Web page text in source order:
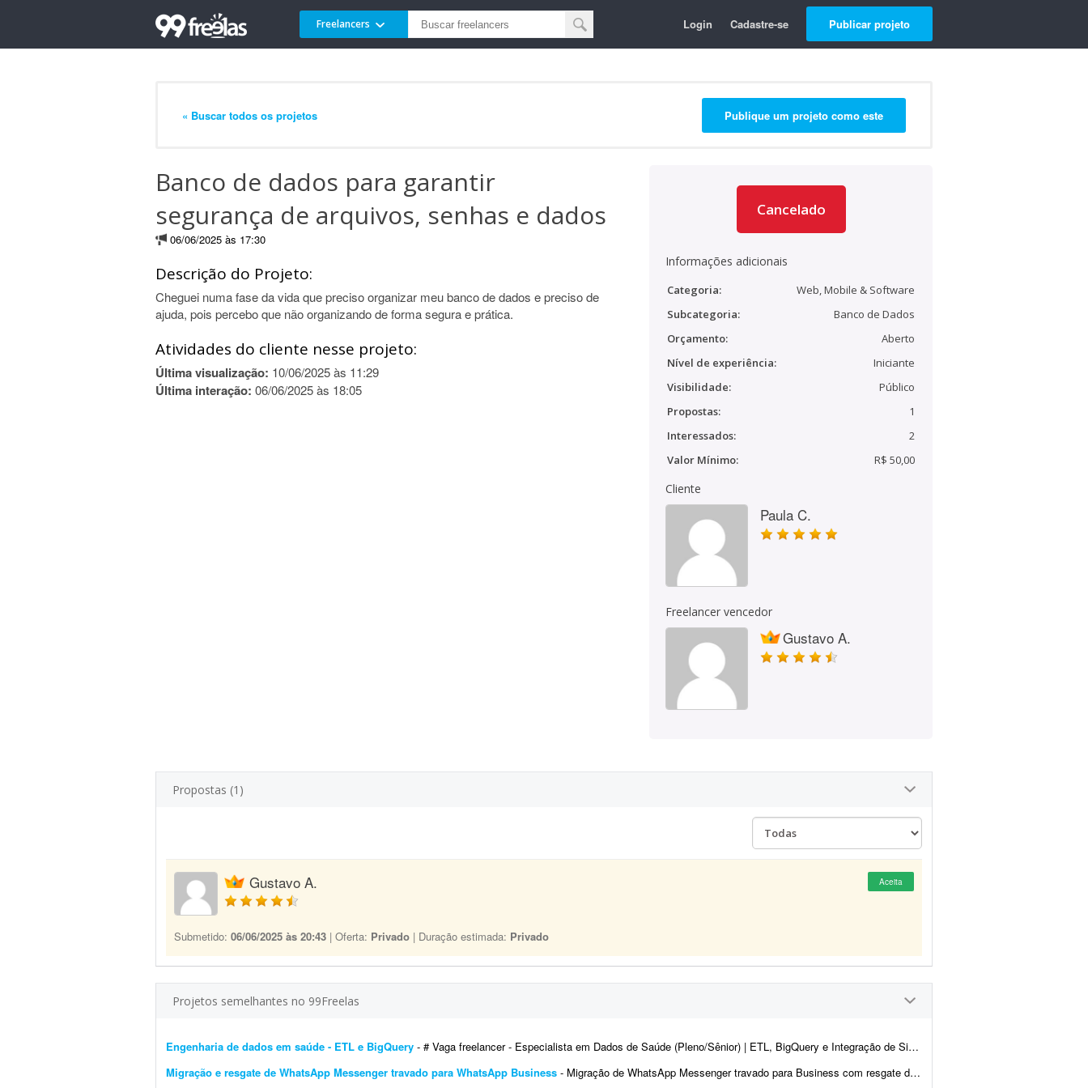
Freelancers Login Cadastre-se Publicar projeto
« Buscar todos os projetos Publique um projeto como este
Banco de dados para garantir
segurança de arquivos, senhas e dados
06/06/2025 às 17:30
Descrição do Projeto:
Cheguei numa fase da vida que preciso organizar meu banco de dados e preciso de
ajuda, pois percebo que não organizando de forma segura e prática.
Atividades do cliente nesse projeto:
Última visualização: 10/06/2025 às 11:29
Última interação: 06/06/2025 às 18:05
Cancelado
Informações adicionais
Categoria:
Web, Mobile & Software
Subcategoria:
Banco de Dados
Orçamento:
Aberto
Nível de experiência:
Iniciante
Visibilidade:
Público
Propostas:
1
Interessados:
2
Valor Mínimo:
R$ 50,00
Cliente
Paula C.
Freelancer vencedor
Gustavo A.
Propostas (1)
Gustavo A. Aceita
Submetido: 06/06/2025 às 20:43 | Oferta: Privado | Duração estimada: Privado
Projetos semelhantes no 99Freelas
Engenharia de dados em saúde - ETL e BigQuery - # Vaga freelancer - Especialista em Dados de Saúde (Pleno/Sênior) | ETL, BigQuery e Integração de Sistemas ## Sobre o projeto Buscamos um profissional, nível Ple...
Migração e resgate de WhatsApp Messenger travado para WhatsApp Business - Migração de WhatsApp Messenger travado para Business com resgate de conversas recentes e 64 GB de mídias. Preciso de um especialista em suporte técnico Android e manipu...